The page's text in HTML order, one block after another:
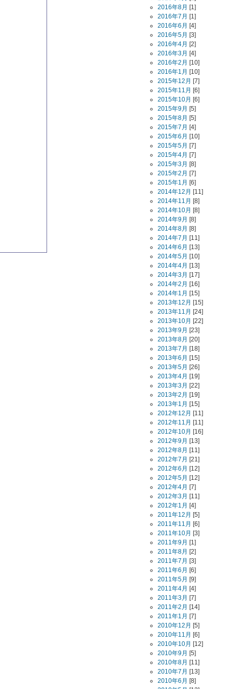
2016年8月 [1]
2016年7月 [1]
2016年6月 [4]
2016年5月 [3]
2016年4月 [2]
2016年3月 [4]
2016年2月 [10]
2016年1月 [10]
2015年12月 [7]
2015年11月 [6]
2015年10月 [6]
2015年9月 [5]
2015年8月 [5]
2015年7月 [4]
2015年6月 [10]
2015年5月 [7]
2015年4月 [7]
2015年3月 [8]
2015年2月 [7]
2015年1月 [6]
2014年12月 [11]
2014年11月 [8]
2014年10月 [8]
2014年9月 [8]
2014年8月 [8]
2014年7月 [11]
2014年6月 [13]
2014年5月 [10]
2014年4月 [13]
2014年3月 [17]
2014年2月 [16]
2014年1月 [15]
2013年12月 [15]
2013年11月 [24]
2013年10月 [22]
2013年9月 [23]
2013年8月 [20]
2013年7月 [18]
2013年6月 [15]
2013年5月 [26]
2013年4月 [19]
2013年3月 [22]
2013年2月 [19]
2013年1月 [15]
2012年12月 [11]
2012年11月 [11]
2012年10月 [16]
2012年9月 [13]
2012年8月 [11]
2012年7月 [21]
2012年6月 [12]
2012年5月 [12]
2012年4月 [7]
2012年3月 [11]
2012年1月 [4]
2011年12月 [5]
2011年11月 [6]
2011年10月 [3]
2011年9月 [1]
2011年8月 [2]
2011年7月 [3]
2011年6月 [6]
2011年5月 [9]
2011年4月 [4]
2011年3月 [7]
2011年2月 [14]
2011年1月 [7]
2010年12月 [5]
2010年11月 [6]
2010年10月 [12]
2010年9月 [5]
2010年8月 [11]
2010年7月 [13]
2010年6月 [8]